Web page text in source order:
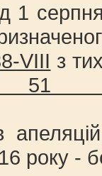
1
з
року -